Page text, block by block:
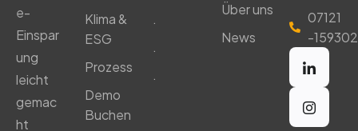
e-
Einspar
ung
leicht
gemac
ht
Klima &
ESG
Prozess
Demo
Buchen
.
.
.
Über uns
News
07121
-